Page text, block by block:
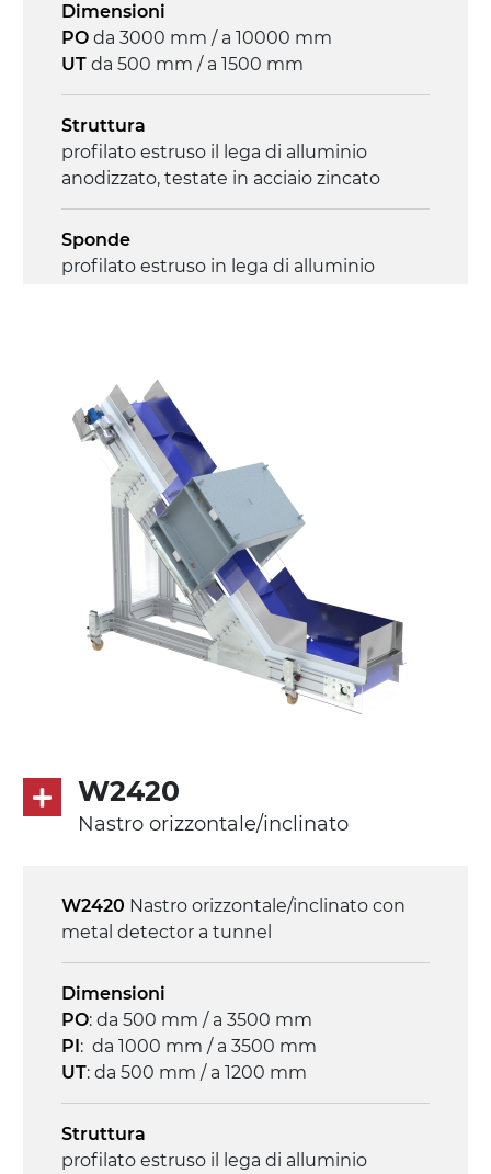
4.8 m/minuto
Dimensioni
PO da 3000 mm / a 10000 mm
UT da 500 mm / a 1500 mm
Struttura
profilato estruso il lega di alluminio
anodizzato, testate in acciaio zincato
Sponde
profilato estruso in lega di alluminio
cannocchiali in acciaio zincato, gambe in
tubolare in metallo zincato, piedini di
livellamento
Tappeto
modulare PP superficie blue
Trasmissione
diretta in traino (lato sinistro), riduttore
con frizione, motore asincrono trifase
multi tensione 230/400Vac-50Hz-3F
on/off, E-Stop, protezione termica motore
W2420
Nastro orizzontale/inclinato
W2420 Nastro orizzontale/inclinato con
metal detector a tunnel
Dimensioni
PO: da 500 mm / a 3500 mm
PI: da 1000 mm / a 3500 mm
UT: da 500 mm / a 1200 mm
Struttura
profilato estruso il lega di alluminio